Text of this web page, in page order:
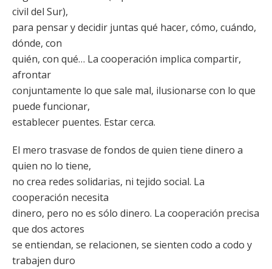
civil del Sur),
para pensar y decidir juntas qué hacer, cómo, cuándo,
dónde, con
quién, con qué… La cooperación implica compartir,
afrontar
conjuntamente lo que sale mal, ilusionarse con lo que
puede funcionar,
establecer puentes. Estar cerca.
El mero trasvase de fondos de quien tiene dinero a
quien no lo tiene,
no crea redes solidarias, ni tejido social. La
cooperación necesita
dinero, pero no es sólo dinero. La cooperación precisa
que dos actores
se entiendan, se relacionen, se sienten codo a codo y
trabajen duro